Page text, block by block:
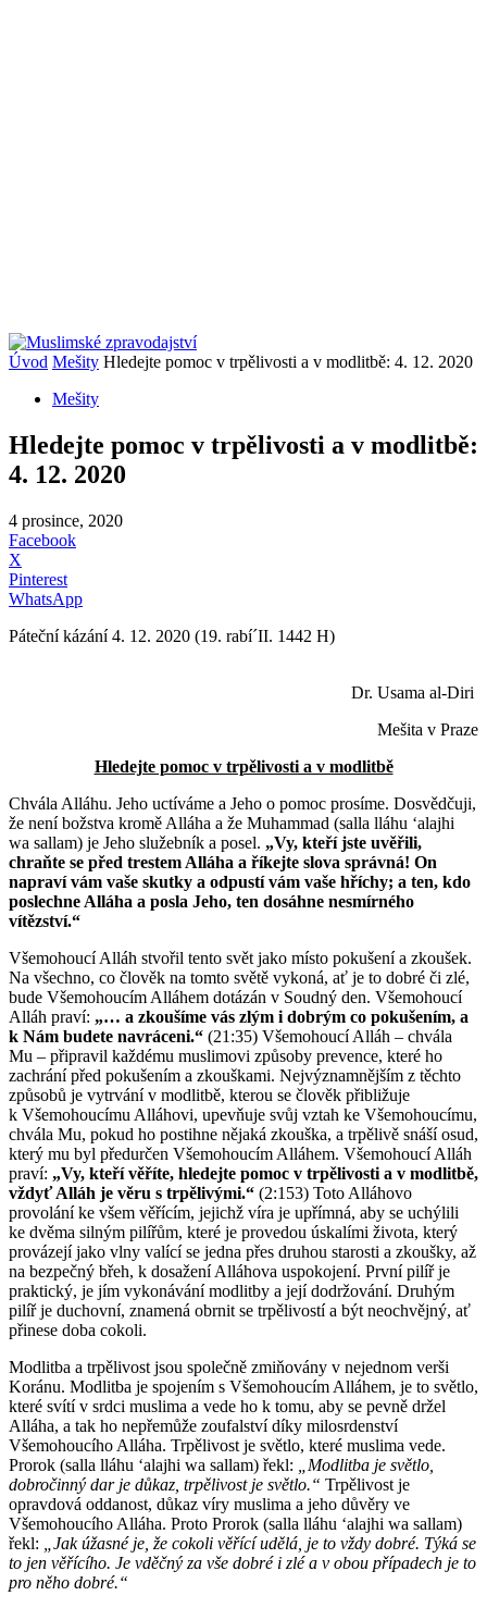
Úvod Mešity Hledejte pomoc v trpělivosti a v modlitbě: 4. 12. 2020
Mešity
Hledejte pomoc v trpělivosti a v modlitbě:
4. 12. 2020
4 prosince, 2020
Facebook
X
Pinterest
WhatsApp
Páteční kázání 4. 12. 2020 (19. rabí´II. 1442 H)
Dr. Usama al-Diri
Mešita v Praze
Hledejte pomoc v trpělivosti a v modlitbě
Chvála Alláhu. Jeho uctíváme a Jeho o pomoc prosíme. Dosvědčuji,
že není božstva kromě Alláha a že Muhammad (salla lláhu ʻalajhi
wa sallam) je Jeho služebník a posel. „Vy, kteří jste uvěřili,
chraňte se před trestem Alláha a říkejte slova správná! On
napraví vám vaše skutky a odpustí vám vaše hříchy; a ten, kdo
poslechne Alláha a posla Jeho, ten dosáhne nesmírného
vítězství.“
Všemohoucí Alláh stvořil tento svět jako místo pokušení a zkoušek.
Na všechno, co člověk na tomto světě vykoná, ať je to dobré či zlé,
bude Všemohoucím Alláhem dotázán v Soudný den. Všemohoucí
Alláh praví: „… a zkoušíme vás zlým i dobrým co pokušením, a
k Nám budete navráceni.“ (21:35) Všemohoucí Alláh – chvála
Mu – připravil každému muslimovi způsoby prevence, které ho
zachrání před pokušením a zkouškami. Nejvýznamnějším z těchto
způsobů je vytrvání v modlitbě, kterou se člověk přibližuje
k Všemohoucímu Alláhovi, upevňuje svůj vztah ke Všemohoucímu,
chvála Mu, pokud ho postihne nějaká zkouška, a trpělivě snáší osud,
který mu byl předurčen Všemohoucím Alláhem. Všemohoucí Alláh
praví: „Vy, kteří věříte, hledejte pomoc v trpělivosti a v modlitbě,
vždyť Alláh je věru s trpělivými.“ (2:153) Toto Alláhovo
provolání ke všem věřícím, jejichž víra je upřímná, aby se uchýlili
ke dvěma silným pilířům, které je provedou úskalími života, který
provázejí jako vlny valící se jedna přes druhou starosti a zkoušky, až
na bezpečný břeh, k dosažení Alláhova uspokojení. První pilíř je
praktický, je jím vykonávání modlitby a její dodržování. Druhým
pilíř je duchovní, znamená obrnit se trpělivostí a být neochvějný, ať
přinese doba cokoli.
Modlitba a trpělivost jsou společně zmiňovány v nejednom verši
Koránu. Modlitba je spojením s Všemohoucím Alláhem, je to světlo,
které svítí v srdci muslima a vede ho k tomu, aby se pevně držel
Alláha, a tak ho nepřemůže zoufalství díky milosrdenství
Všemohoucího Alláha. Trpělivost je světlo, které muslima vede.
Prorok (salla lláhu ʻalajhi wa sallam) řekl:
„Modlitba je světlo,
dobročinný dar je důkaz, trpělivost je světlo.“ Trpělivost je
opravdová oddanost, důkaz víry muslima a jeho důvěry ve
Všemohoucího Alláha. Proto Prorok (salla lláhu ʻalajhi wa sallam)
řekl:
„Jak úžasné je, že cokoli věřící udělá, je to vždy dobré. Týká se
to jen věřícího. Je vděčný za vše dobré i zlé a v obou případech je to
pro něho dobré.“